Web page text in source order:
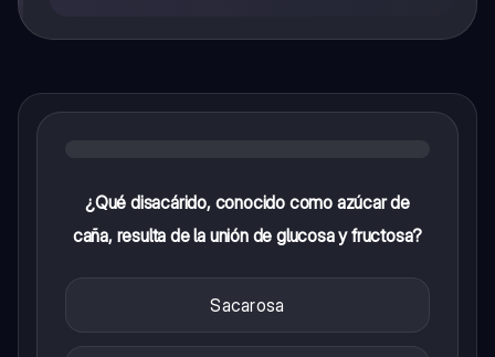
¿Qué disacárido, conocido como azúcar de
caña, resulta de la unión de glucosa y fructosa?
Sacarosa